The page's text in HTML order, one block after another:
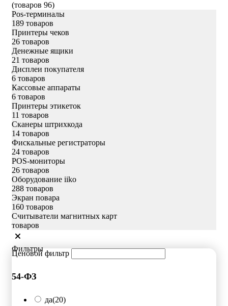
(товаров 96)
Pos-терминалы
189 товаров
Принтеры чеков
26 товаров
Денежные ящики
21 товаров
Дисплеи покупателя
6 товаров
Кассовые аппараты
6 товаров
Принтеры этикеток
11 товаров
Сканеры штрихкода
14 товаров
Фискальные регистраторы
24 товаров
POS-мониторы
26 товаров
Оборудование iiko
288 товаров
Экран повара
160 товаров
Считыватели магнитных карт
товаров
Фильтры
Ценовой фильтр
54-ФЗ
да(20)